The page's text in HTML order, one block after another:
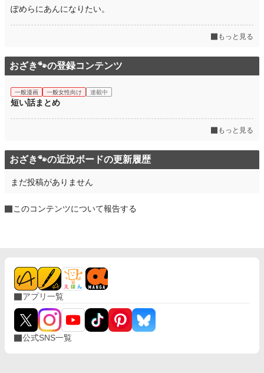
ぽめらにあんになりたい。
もっと見る
おざき🐾の登録コンテンツ
一般漫画 一般女性向け 連載中
短い話まとめ
もっと見る
おざき🐾の近況ボードの更新履歴
まだ投稿がありません
このコンテンツについて報告する
アプリ一覧
公式SNS一覧